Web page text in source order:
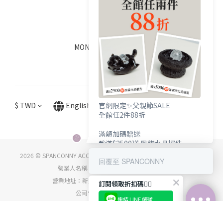
SOCIALS
線上客服
MON - FRI / 9:00 - 18:00
$ TWD English
2026 © SPANCONNY ACCESSORY CO., LTD. ALL RIGHTS RESERVED.
營業人名稱：詩品康妮國際時尚有限公司
營業地址：新北市中和區中正路716號5樓之5
公司電話：(02) 8668-6912
官網限定✨父親節SALE
全館任2件88折
滿額加碼贈送
💝滿$2500送 黑貓水晶擺件
回覆至 SPANCONNY
訂閱領取折扣碼👇🏻
連結 LINE 帳號